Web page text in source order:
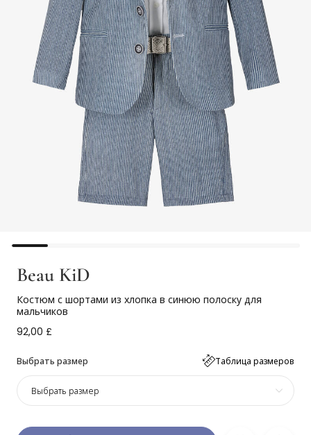
Beau KiD
Костюм с шортами из хлопка в синюю полоску для
мальчиков
92,00 £
Выбрать размер Таблица размеров
Выбрать размер